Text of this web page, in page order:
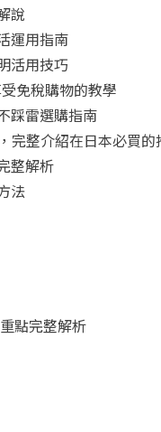
說
運用指南
活用技巧
免稅購物的教學
踩雷選購指南
完整介紹在日本必買的
整解析
法
點完整解析